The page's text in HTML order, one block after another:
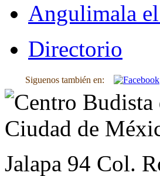
Angulimala
Directorio
Siguenos también en:
Jalapa 94 Col.